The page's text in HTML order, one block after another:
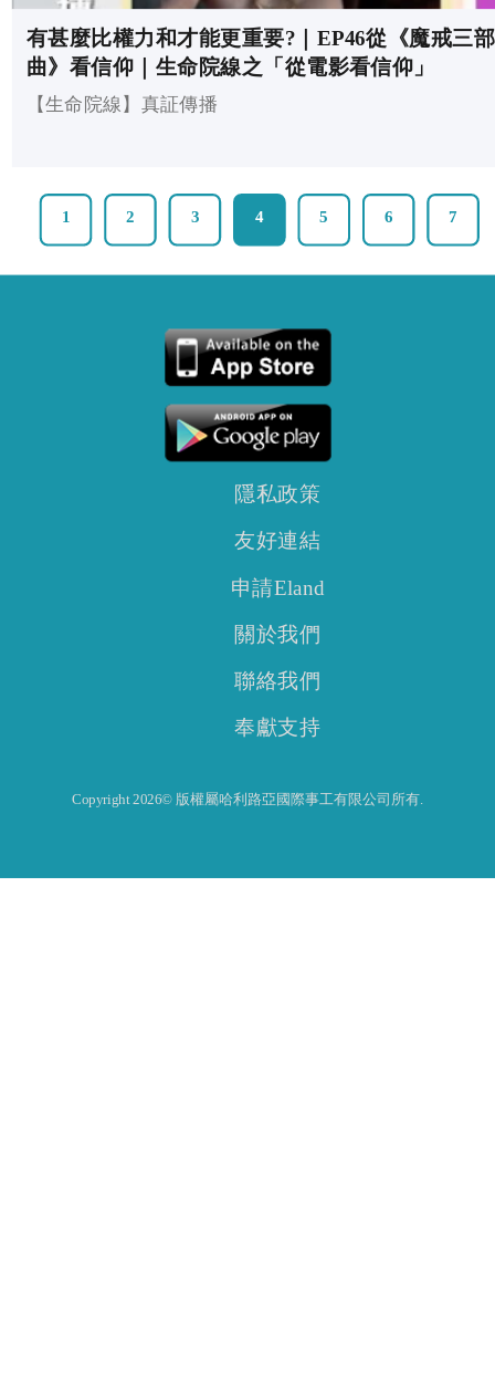
有甚麼比權力和才能更重要?｜EP46從《魔戒三部
曲》看信仰｜生命院線之「從電影看信仰」
【生命院線】真証傳播
1 2 3 4 5 6 7
隱私政策
友好連結
申請Eland
關於我們
聯絡我們
奉獻支持
Copyright 2026© 版權屬哈利路亞國際事工有限公司所有.